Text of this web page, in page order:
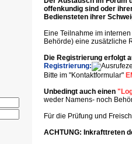
offenkundig sind oder
Bediensteten ihrer
Eine Teilnahme im
Behörde) eine zusätzliche
Die Registrierung erfolgt
Registrierung:
Bitte im "Kontaktformular"
Unbedingt auch einen
weder Namens- noch
Für die Prüfung und
ACHTUNG: Inkrafttreten